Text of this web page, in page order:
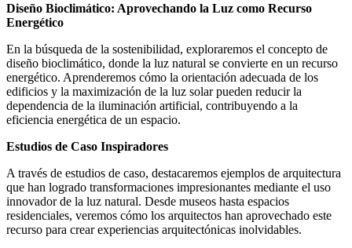
Diseño Bioclimático: Aprovechando la Luz como Recurso
Energético
En la búsqueda de la sostenibilidad, exploraremos el concepto de
diseño bioclimático, donde la luz natural se convierte en un recurso
energético. Aprenderemos cómo la orientación adecuada de los
edificios y la maximización de la luz solar pueden reducir la
dependencia de la iluminación artificial, contribuyendo a la
eficiencia energética de un espacio.
Estudios de Caso Inspiradores
A través de estudios de caso, destacaremos ejemplos de arquitectura
que han logrado transformaciones impresionantes mediante el uso
innovador de la luz natural. Desde museos hasta espacios
residenciales, veremos cómo los arquitectos han aprovechado este
recurso para crear experiencias arquitectónicas inolvidables.